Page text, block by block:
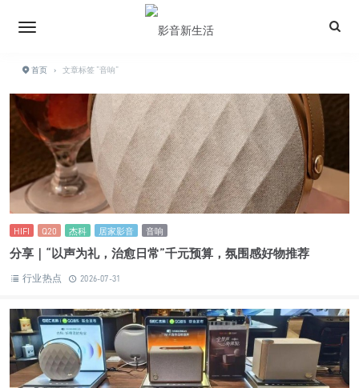
首页 › 文章标签 "音响"
HIFI Q20 杰科 居家影音 音响
分享｜“以声为礼，治愈日常”千元预算，氛围感好物推荐
行业热点 2026-07-31